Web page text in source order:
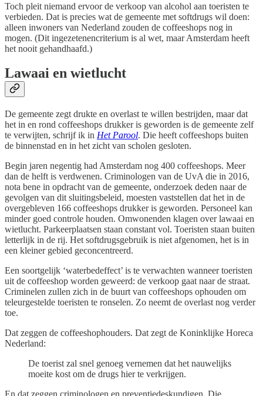
Toch pleit niemand ervoor de verkoop van alcohol aan toeristen te
verbieden. Dat is precies wat de gemeente met softdrugs wil doen:
alleen inwoners van Nederland zouden de coffeeshops nog in
mogen. (Dit ingezetenencriterium is al wet, maar Amsterdam heeft
het nooit gehandhaafd.)
Lawaai en wietlucht
De gemeente zegt drukte en overlast te willen bestrijden, maar dat
het in en rond coffeeshops drukker is geworden is de gemeente zelf
te verwijten, schrijf ik in Het Parool. Die heeft coffeeshops buiten
de binnenstad en in het zicht van scholen gesloten.
Begin jaren negentig had Amsterdam nog 400 coffeeshops. Meer
dan de helft is verdwenen. Criminologen van de UvA die in 2016,
nota bene in opdracht van de gemeente, onderzoek deden naar de
gevolgen van dit sluitingsbeleid, moesten vaststellen dat het in de
overgebleven 166 coffeeshops drukker is geworden. Personeel kan
minder goed controle houden. Omwonenden klagen over lawaai en
wietlucht. Parkeerplaatsen staan constant vol. Toeristen staan buiten
letterlijk in de rij. Het softdrugsgebruik is niet afgenomen, het is in
een kleiner gebied geconcentreerd.
Een soortgelijk ‘waterbedeffect’ is te verwachten wanneer toeristen
uit de coffeeshop worden geweerd: de verkoop gaat naar de straat.
Criminelen zullen zich in de buurt van coffeeshops ophouden om
teleurgestelde toeristen te ronselen. Zo neemt de overlast nog verder
toe.
Dat zeggen de coffeeshophouders. Dat zegt de Koninklijke Horeca
Nederland:
De toerist zal snel genoeg vernemen dat het nauwelijks
moeite kost om de drugs hier te verkrijgen.